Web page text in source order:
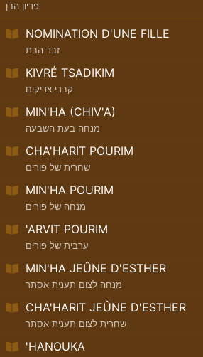
פדיון הבן
NOMINATION D'UNE FILLE
זבד הבת
KIVRÉ TSADIKIM
קברי צדיקים
MIN'HA (CHIV'A)
מנחה בעת השבעה
CHA'HARIT POURIM
שחרית של פורים
MIN'HA POURIM
מנחה של פורים
'ARVIT POURIM
ערבית של פורים
MIN'HA JEÛNE D'ESTHER
מנחה לצום תענית אסתר
CHA'HARIT JEÛNE D'ESTHER
שחרית לצום תענית אסתר
'HANOUKA